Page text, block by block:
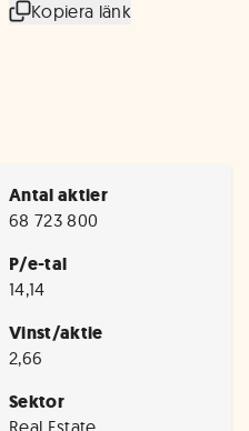
Kopiera länk
Antal aktier
68 723 800
P/e-tal
14,14
Vinst/aktie
2,66
Sektor
Real Estate